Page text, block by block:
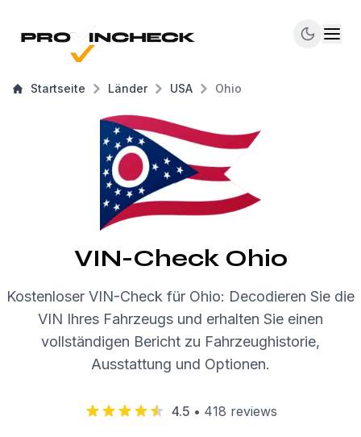
Startseite Länder USA Ohio
VIN-Check Ohio
Kostenloser VIN-Check für Ohio: Decodieren Sie die
VIN Ihres Fahrzeugs und erhalten Sie einen
vollständigen Bericht zu Fahrzeughistorie,
Ausstattung und Optionen.
4.5 • 418 reviews